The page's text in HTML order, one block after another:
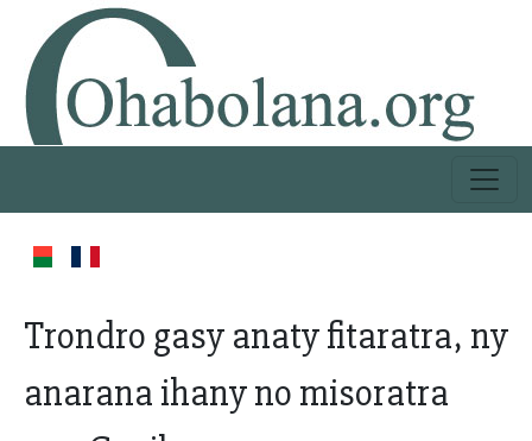
Trondro gasy anaty fitaratra, ny
anarana ihany no misoratra